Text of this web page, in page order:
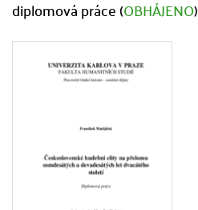
diplomová práce (OBHÁJENO)